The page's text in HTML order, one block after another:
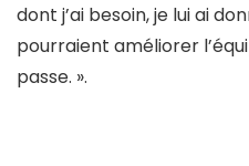
dont j’ai besoin, je lui ai
pourraient améliorer
passe. ».